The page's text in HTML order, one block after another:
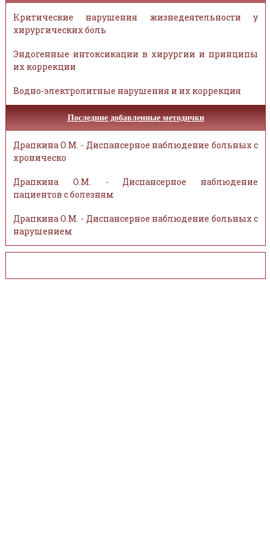
Критические нарушения жизнедеятельности у
хирургических боль
Эндогенные интоксикации в хирургии и принципы
их коррекции
Водно-электролитные нарушения и их коррекция
Последние добавленные методички
Драпкина О.М. - Диспансерное наблюдение больных с
хроническо
Драпкина О.М. - Диспансерное наблюдение
пациентов с болезням
Драпкина О.М. - Диспансерное наблюдение больных с
нарушением